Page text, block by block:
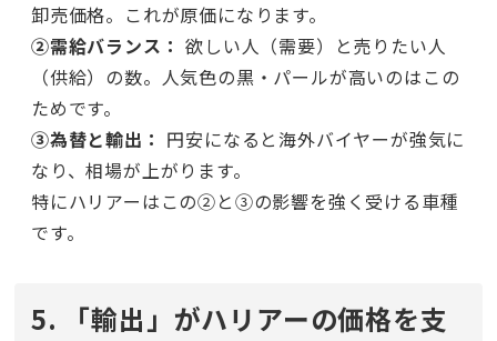
卸売価格。これが原価になります。
②需給バランス：欲しい人（需要）と売りたい人
（供給）の数。人気色の黒・パールが高いのはこの
ためです。
③為替と輸出： 円安になると海外バイヤーが強気に
なり、相場が上がります。
特にハリアーはこの②と③の影響を強く受ける車種
です。
5. 「輸出」がハリアーの価格を支